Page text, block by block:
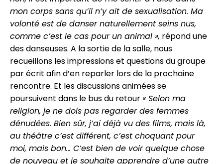
mon corps sans qu’il n’y ait de sexualisation. Ma
volonté est de danser naturellement seins nus,
comme c’est le cas pour un animal », répond une
des danseuses. A la sortie de la salle, nous
recueillons les impressions et questions du groupe
par écrit afin d’en reparler lors de la prochaine
rencontre. Et les discussions animées se
poursuivent dans le bus du retour« Selon ma
religion, je ne dois pas regarder des femmes
dénudées. Bien sûr, j’ai déjà vu des films, mais là,
au théâtre c’est différent, c’est choquant pour
moi, mais bon… C’est bien de voir quelque chose
de nouveau et je souhaite apprendre d’une autre